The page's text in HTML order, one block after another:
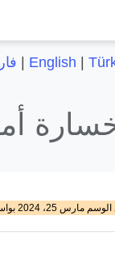
English
خسارة
الوسم مارس 25، 2024